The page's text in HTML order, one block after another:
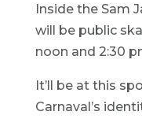
Inside the Sam
will be public
noon and 2:30
It’ll be at this
Carnaval’s